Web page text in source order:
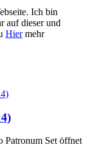
Ich bin
auf dieser und
Hiermehr
Patronum Set öffnet